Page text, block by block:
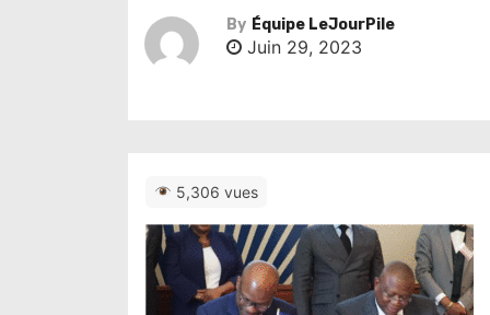
By Équipe LeJourPile
Juin 29, 2023
5,306 vues